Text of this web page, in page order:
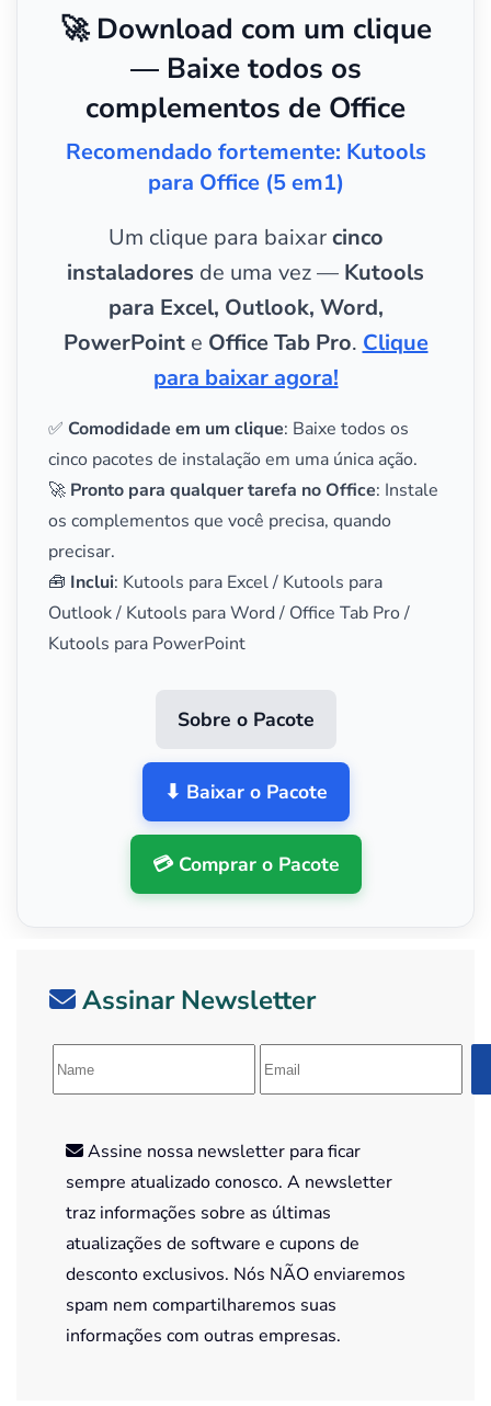
🚀 Download com um clique
— Baixe todos os
complementos de Office
Recomendado fortemente: Kutools
para Office (5 em1)
Um clique para baixarcinco
instaladores de uma vez — Kutools
para Excel, Outlook, Word,
PowerPointe Office Tab Pro. Clique
para baixar agora!
✅ Comodidade em um clique: Baixe todos os
cinco pacotes de instalação em uma única ação.
🚀 Pronto para qualquer tarefa no Office: Instale
os complementos que você precisa, quando
precisar.
🧰 Inclui: Kutools para Excel / Kutools para
Outlook / Kutools para Word / Office Tab Pro /
Kutools para PowerPoint
Sobre o Pacote
⬇ Baixar o Pacote
💳 Comprar o Pacote
Assinar Newsletter
Assine nossa newsletter para ficar
sempre atualizado conosco. A newsletter
traz informações sobre as últimas
atualizações de software e cupons de
desconto exclusivos. Nós NÃO enviaremos
spam nem compartilharemos suas
informações com outras empresas.